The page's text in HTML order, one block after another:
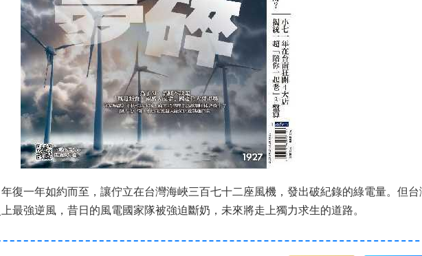
復一年如約而至，讓佇立在台灣海峽三百七十二座風機，發出破紀錄的綠電量。但台
最強逆風，昔日的風電國家隊被強迫斷奶，未來將走上獨力求生的道路。